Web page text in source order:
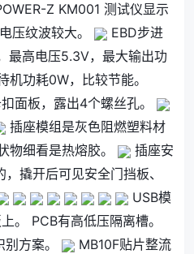
Z KM001 测试仪显示
电压纹波较大。
EBD步进
最高电压5.3V，最大输出功
机功耗0W，比较节能。
面板，露出4个螺丝孔。
插座模组是灰色阻燃塑料材
物细看是热熔胶。
插座安
撬开后可见安全门挡板、
USB模
。 PCB有高低压隔离槽。
方案。
MB10F贴片整流